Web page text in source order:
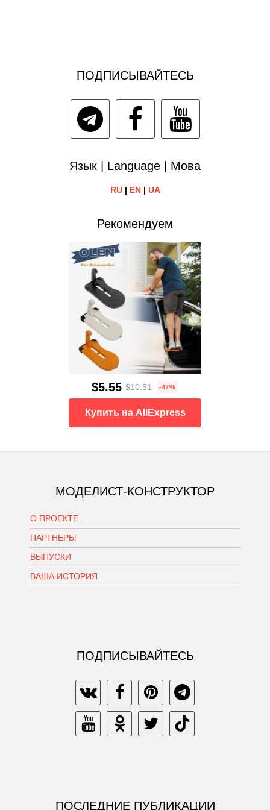
ПОДПИСЫВАЙТЕСЬ
Язык | Language | Мова
RU| EN| UA
Рекомендуем
$5.55 $10.51 -47%
Купить на AliExpress
МОДЕЛИСТ-КОНСТРУКТОР
О ПРОЕКТЕ
ПАРТНЕРЫ
ВЫПУСКИ
ВАША ИСТОРИЯ
ПОДПИСЫВАЙТЕСЬ
ПОСЛЕДНИЕ ПУБЛИКАЦИИ